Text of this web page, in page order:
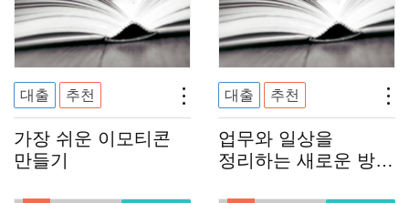
대출 추천
가장 쉬운 이모티콘
만들기
대출 추천
업무와 일상을
정리하는 새로운 방법